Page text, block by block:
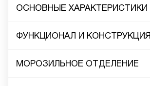
ОСНОВНЫЕ ХАРАКТЕРИСТИКИ
ФУНКЦИОНАЛ И КОНСТРУКЦИЯ
МОРОЗИЛЬНОЕ ОТДЕЛЕНИЕ